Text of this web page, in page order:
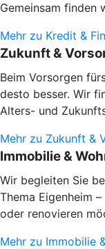
Gemeinsam finden
Mehr zu Kredit &
Zukunft &
Beim Vorsorgen
desto besser. Wir
Alters- und
Mehr zu Zukunft &
Immobilie &
Wir begleiten Sie
Thema Eigenheim
oder renovieren
Mehr zu Immobilie